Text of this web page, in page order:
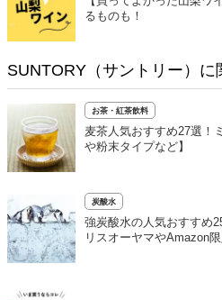
るものも！
SUNTORY（サントリー）に
お茶・紅茶飲料
麦茶人気おすすめ27選！
や粉末タイプなど】
炭酸水
強炭酸水の人気おすすめ
リスオーヤマやAmazon